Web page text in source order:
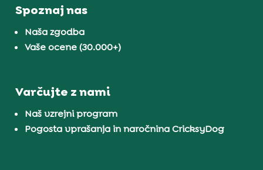
Spoznaj nas
Naša zgodba
Vaše ocene (30.000+)
Varčujte z nami
Naš vzrejni program
Pogosta vprašanja in naročnina CricksyDog